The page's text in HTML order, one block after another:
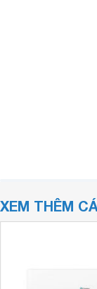
XEM THÊM